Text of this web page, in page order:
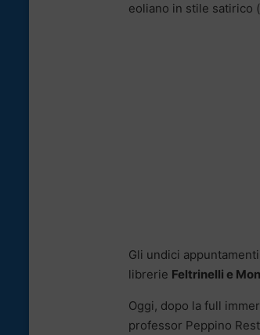
eoliano in stile satirico
Gli undici
librerie Feltrinelli e
Oggi, dopo la full
professor Peppino